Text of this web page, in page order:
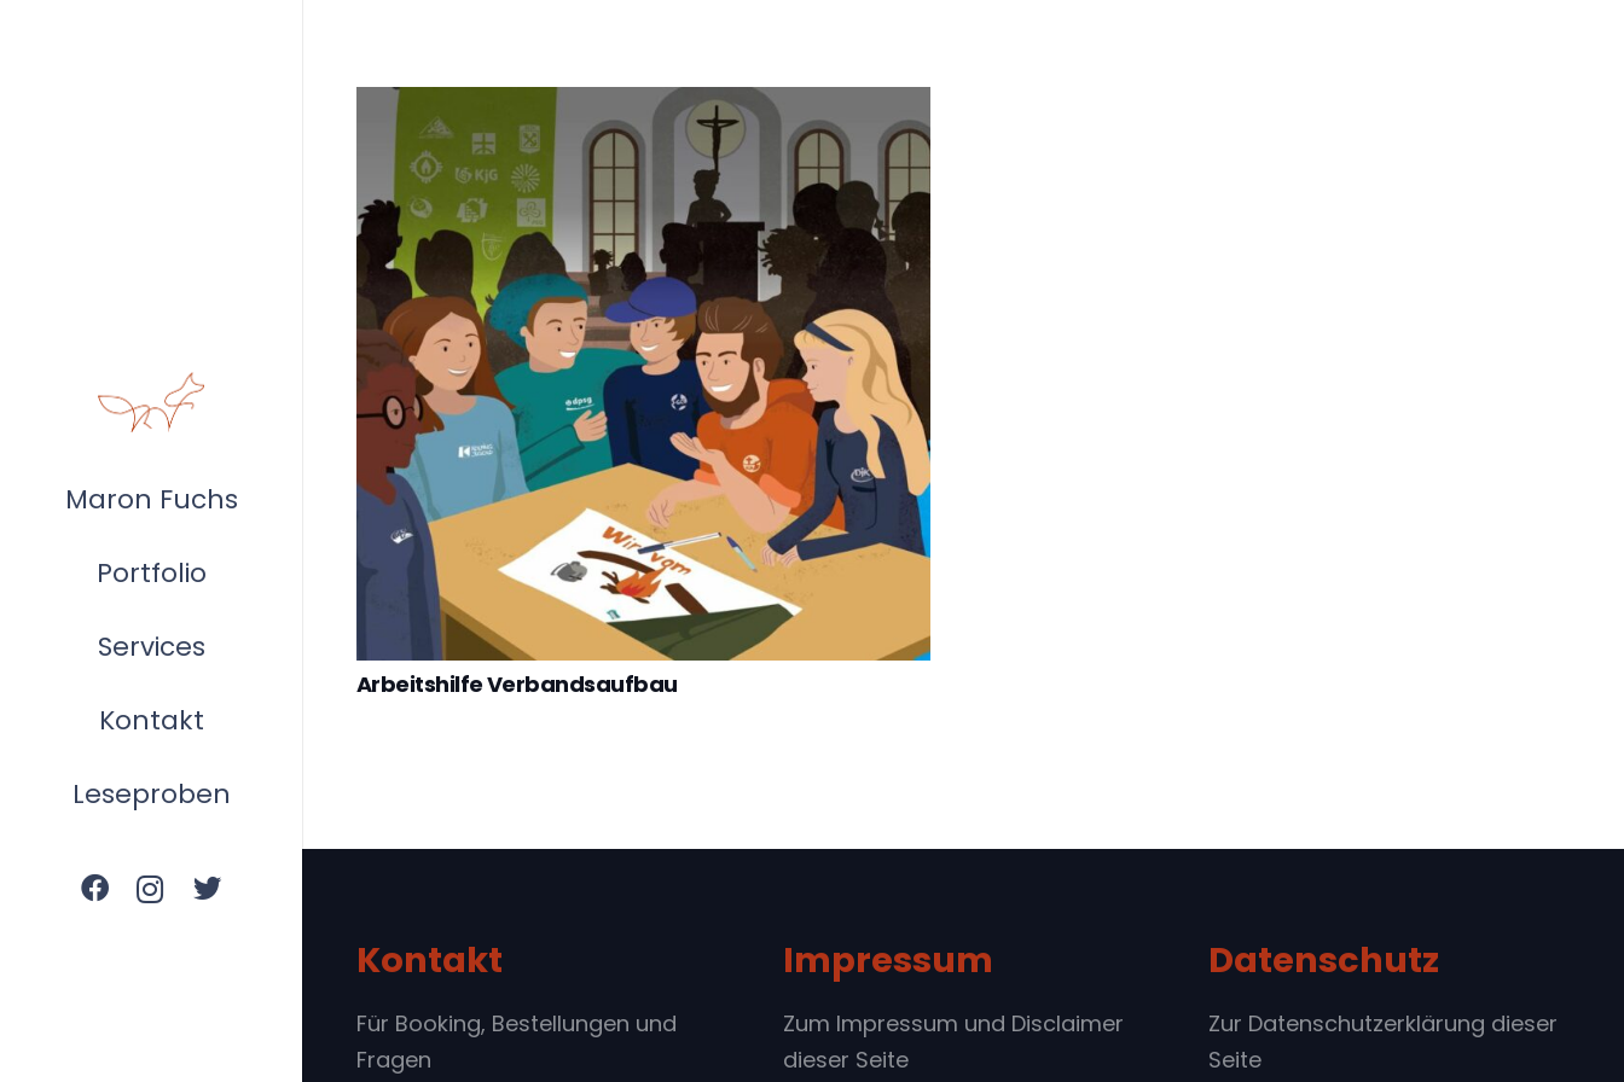
Maron Fuchs
Portfolio
Services
Kontakt
Leseproben
Arbeitshilfe Verbandsaufbau
Kontakt
Für Booking, Bestellungen und
Fragen
Impressum
Zum Impressum und Disclaimer
dieser Seite
Datenschutz
Zur Datenschutzerklärung dieser
Seite